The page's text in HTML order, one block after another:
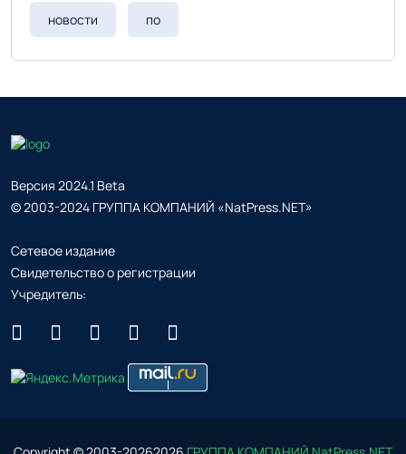
новости по
Версия 2024.1 Beta
© 2003-2024 ГРУППА КОМПАНИЙ «NatPress.NET»
Сетевое издание
Свидетельство о регистрации
Учредитель: